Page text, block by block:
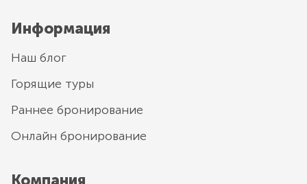
Информация
Наш блог
Горящие туры
Раннее бронирование
Онлайн бронирование
Компания